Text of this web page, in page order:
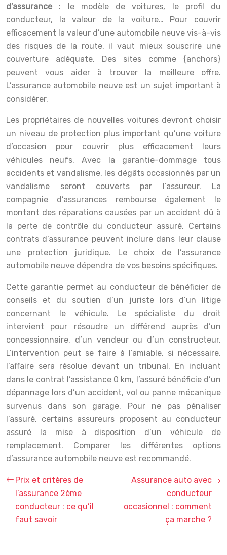
d’assurance : le modèle de voitures, le profil du
conducteur, la valeur de la voiture… Pour couvrir
efficacement la valeur d’une automobile neuve vis-à-vis
des risques de la route, il vaut mieux souscrire une
couverture adéquate. Des sites comme {anchors}
peuvent vous aider à trouver la meilleure offre.
L’assurance automobile neuve est un sujet important à
considérer.
Les propriétaires de nouvelles voitures devront choisir
un niveau de protection plus important qu’une voiture
d’occasion pour couvrir plus efficacement leurs
véhicules neufs. Avec la garantie-dommage tous
accidents et vandalisme, les dégâts occasionnés par un
vandalisme seront couverts par l’assureur. La
compagnie d’assurances rembourse également le
montant des réparations causées par un accident dû à
la perte de contrôle du conducteur assuré. Certains
contrats d’assurance peuvent inclure dans leur clause
une protection juridique. Le choix de l’assurance
automobile neuve dépendra de vos besoins spécifiques.
Cette garantie permet au conducteur de bénéficier de
conseils et du soutien d’un juriste lors d’un litige
concernant le véhicule. Le spécialiste du droit
intervient pour résoudre un différend auprès d’un
concessionnaire, d’un vendeur ou d’un constructeur.
L’intervention peut se faire à l’amiable, si nécessaire,
l’affaire sera résolue devant un tribunal. En incluant
dans le contrat l’assistance 0 km, l’assuré bénéficie d’un
dépannage lors d’un accident, vol ou panne mécanique
survenus dans son garage. Pour ne pas pénaliser
l’assuré, certains assureurs proposent au conducteur
assuré la mise à disposition d’un véhicule de
remplacement. Comparer les différentes options
d’assurance automobile neuve est recommandé.
Prix et critères de
l’assurance 2ème
conducteur : ce qu’il
faut savoir
Assurance auto avec
conducteur
occasionnel : comment
ça marche ?